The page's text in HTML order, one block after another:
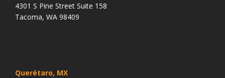
4301 S Pine Street Suite 158
Tacoma, WA 98409
Querétaro, MX